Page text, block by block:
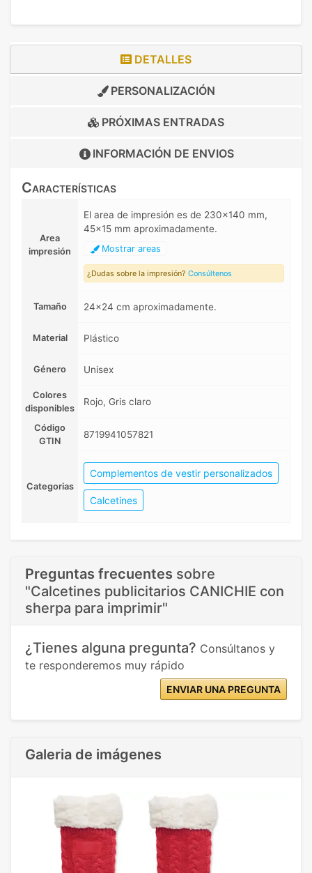
DETALLES
PERSONALIZACIÓN
PRÓXIMAS ENTRADAS
INFORMACIÓN DE ENVIOS
Características
Area
impresión
El area de impresión es de 230x140 mm,
45x15 mm aproximadamente.
Mostrar areas
¿Dudas sobre la impresión? Consúltenos
Tamaño 24x24 cm aproximadamente.
Material Plástico
Género Unisex
Colores
disponibles
Rojo, Gris claro
Código
GTIN
8719941057821
Categorias
Complementos de vestir personalizados
Calcetines
Preguntas frecuentes sobre
"Calcetines publicitarios CANICHIE con
sherpa para imprimir"
¿Tienes alguna pregunta? Consúltanos y
te responderemos muy rápido
ENVIAR UNA PREGUNTA
Galeria de imágenes